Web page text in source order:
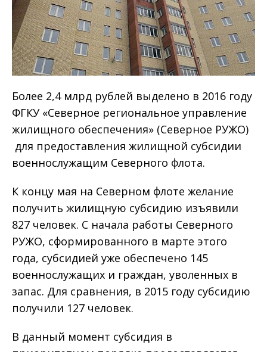
Более 2,4 млрд рублей выделено в 2016 году
ФГКУ «Северное региональное управление
жилищного обеспечения» (Северное РУЖО)
для предоставления жилищной субсидии
военнослужащим Северного флота.
К концу мая на Северном флоте желание
получить жилищную субсидию изъявили
827 человек. С начала работы Северного
РУЖО, сформированного в марте этого
года, субсидией уже обеспечено 145
военнослужащих и граждан, уволенных в
запас. Для сравнения, в 2015 году субсидию
получили 127 человек.
В данный момент субсидия в